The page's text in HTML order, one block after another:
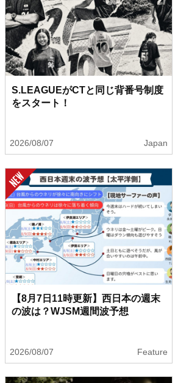
S.LEAGUEがCTと同じ背番号制度
をスタート！
2026/08/07 Japan
【8月7日11時更新】西日本の週末
の波は？WJSM週間波予想
2026/08/07 Feature